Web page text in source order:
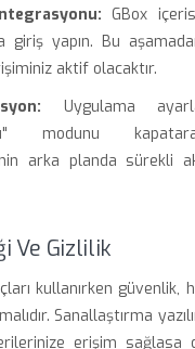
GBox
giriş yapın. Bu
aktif olacaktır.
Uygulama
modunu
arka planda sürekli
Ve Gizlilik
kullanırken güvenlik,
Sanallaştırma
erişim sağlasa